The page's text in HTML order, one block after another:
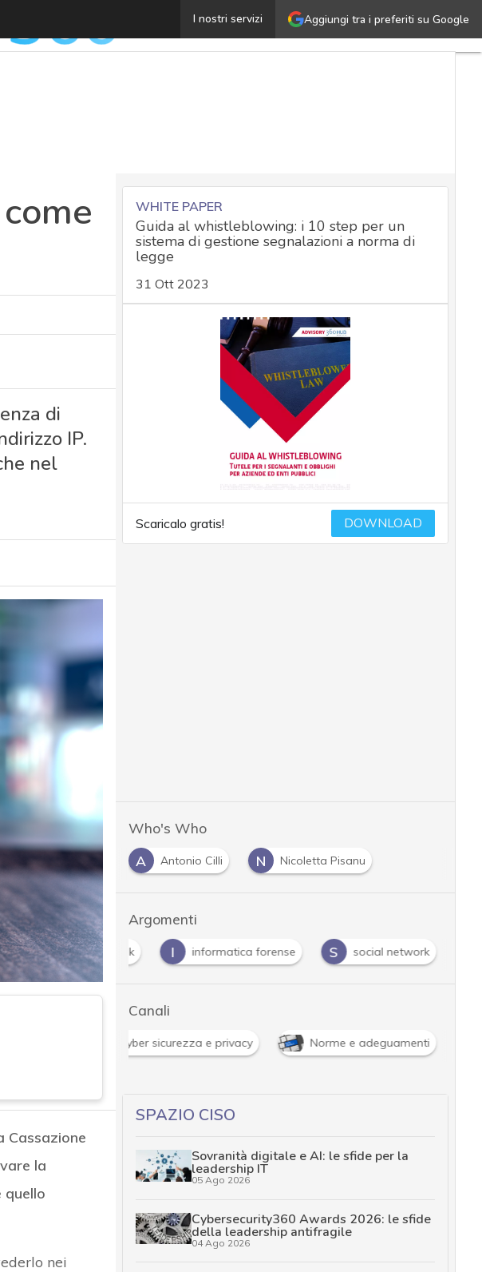
Aggiungi tra i preferiti su Google
I nostri servizi
Accertare l’indirizzo IP per i reati, come cambia la
di
IP.
nel
Cassazione
la
quello
nei
WHITE PAPER
Guida al whistleblowing: i 10 step per un
sistema di gestione segnalazioni a norma di
legge
31 Ott 2023
Scaricalo gratis! DOWNLOAD
Who's Who
A
Antonio Cilli N Nicoletta Pisanu
Argomenti
F
facebook I informatica forense S social network
Canali
attualità e analisi Cyber sicurezza e privacy Norme e adeguamenti
SPAZIO CISO
Sovranità digitale e AI: le sfide per la
leadership IT
05 Ago 2026
Cybersecurity360 Awards 2026: le sfide
della leadership antifragile
04 Ago 2026